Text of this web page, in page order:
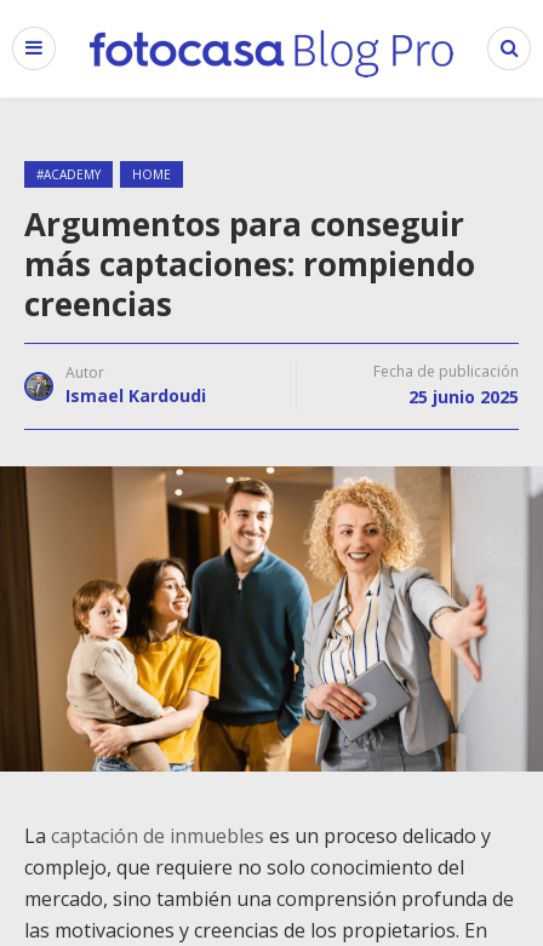
#ACADEMY HOME
Argumentos para conseguir
más captaciones: rompiendo
creencias
Autor
Ismael Kardoudi
Fecha de publicación
25 junio 2025
La captación de inmuebles es un proceso delicado y
complejo, que requiere no solo conocimiento del
mercado, sino también una comprensión profunda de
las motivaciones y creencias de los propietarios. En